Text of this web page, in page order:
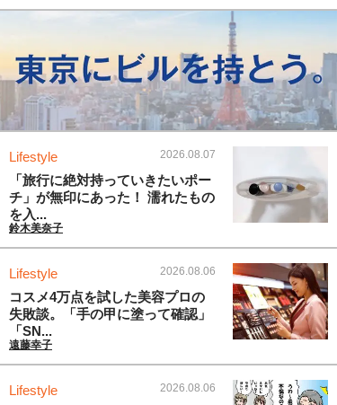
Lifestyle 2026.08.07
「旅行に絶対持っていきたいポー
チ」が無印にあった！ 濡れたもの
を入...
鈴木美奈子
Lifestyle 2026.08.06
コスメ4万点を試した美容プロの
失敗談。「手の甲に塗って確認」
「SN...
遠藤幸子
Lifestyle 2026.08.06